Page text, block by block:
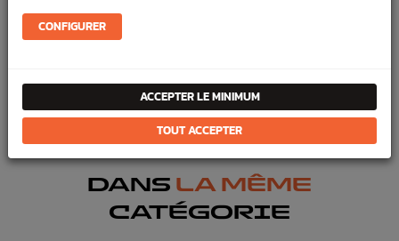
Référence :2663
En stock :2
Éclairage
Optique avant, arrière, Anti-brouillard
DANS LA MÊME
CATÉGORIE
CONFIGURER
ACCEPTER LE MINIMUM
TOUT ACCEPTER